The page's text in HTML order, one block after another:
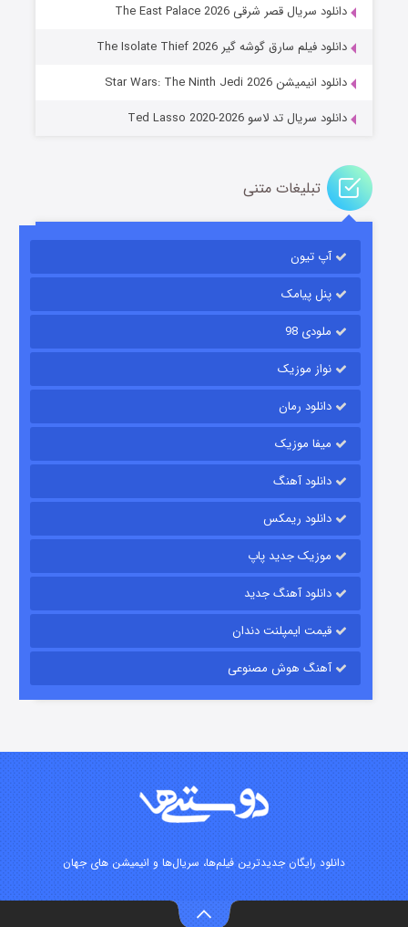
خاندان اژدها فصل ۳
قسمت6 (زیرنویس) منتشر شد
قسمت
قسمت15 (دوبله) منتشر شد
دانلود سریال قصر شرقی The East Palace 2026
دانلود فیلم سارق گوشه گیر The Isolate Thief 2026
دانلود انیمیشن Star Wars: The Ninth Jedi 2026
دانلود سریال تد لاسو Ted Lasso 2020-2026
تبلیغات متنی
آپ تیون
پنل پیامک
ملودی 98
نواز موزیک
دانلود رمان
میفا موزیک
دانلود آهنگ
دانلود ریمکس
موزیک جدید پاپ
دانلود آهنگ جدید
قیمت ایمپلنت دندان
آهنگ هوش مصنوعی
دانلود رایگان جدیدترین فیلم‌ها، سریال‌ها و انیمیشن های جهان